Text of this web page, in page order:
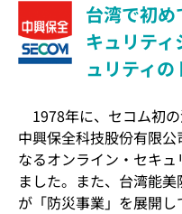
台湾で初
キュリテ
ュリティ
1978年に、セコム初
中興保全科技股份有限
なるオンライン・セキ
ました。また、台湾能美
が「防災事業」を展開し